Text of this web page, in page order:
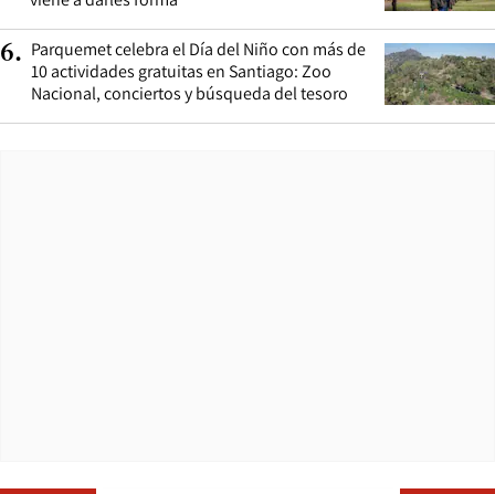
6. Parquemet celebra el Día del Niño con más de
10 actividades gratuitas en Santiago: Zoo
Nacional, conciertos y búsqueda del tesoro